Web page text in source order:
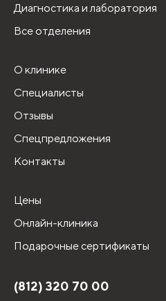
Диагностика и лаборатория
Все отделения
О клинике
Специалисты
Отзывы
Спецпредложения
Контакты
Цены
Онлайн-клиника
Подарочные сертификаты
(812) 320 70 00